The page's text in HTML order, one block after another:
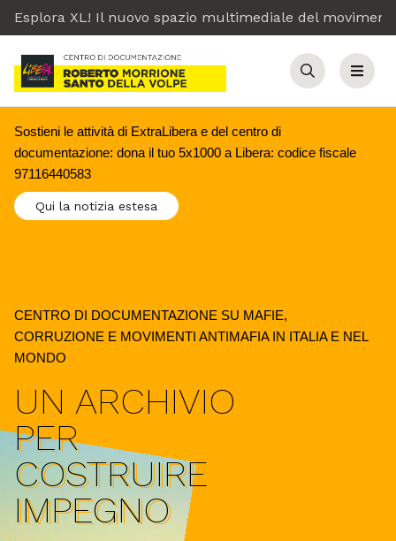
Esplora XL! Il nuovo spazio multimediale del
Cerca Menu
Sostieni le attività di ExtraLibera e del centro di
documentazione: dona il tuo 5x1000 a Libera: codice fiscale
97116440583
Qui la notizia estesa
CENTRO DI DOCUMENTAZIONE SU MAFIE,
CORRUZIONE E MOVIMENTI ANTIMAFIA IN ITALIA E NEL
MONDO
UN ARCHIVIO
PER
COSTRUIRE
IMPEGNO